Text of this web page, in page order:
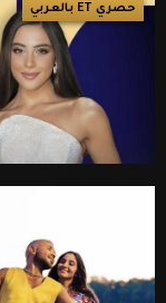
حصري ET بالعربي